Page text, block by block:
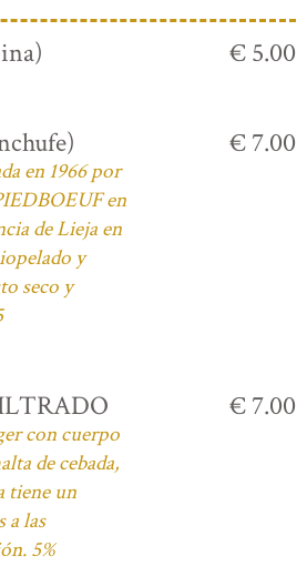
€ 5.00
en 1966 por
en
de Lieja en
y
seco y
€ 7.00
con cuerpo
de cebada,
tiene un
a las
5%
€ 7.00